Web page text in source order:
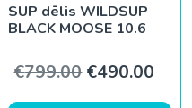
SUP dēlis WILDSUP
BLACK MOOSE 10.6
€799.00 Original
€490.00